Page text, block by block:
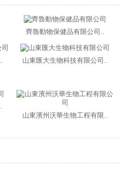
景德鎮(zhèn)康
齊魯動物保健品有限公司..
山東匯大生物科技有限公司..
山東濱州沃華生物工程有限..